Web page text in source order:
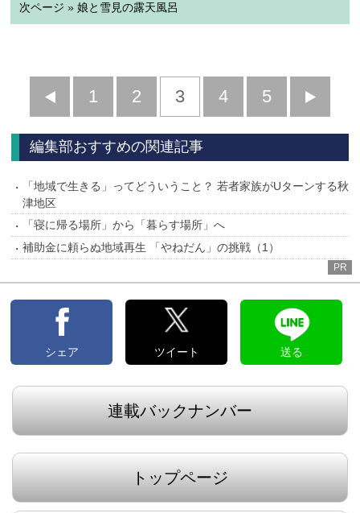
次ページ » 娘と雪見の露天風呂
前
へ
1 2 3 4 5
へ
編集部おすすめの関連記事
「地域で生きる」ってどういうこと？ 若者家族がUターンする秋
津地区
「寝に帰る場所」から「暮らす場所」へ
補助金に頼らぬ地域再生 「やねだん」の挑戦（1）
PR
シェア ツイート 送る
連載バックナンバー
トップページ